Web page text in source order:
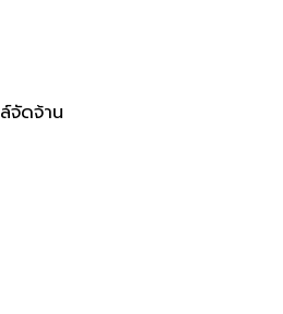
จัดจ้าน